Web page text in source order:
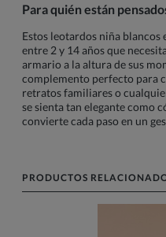
Para quién están
Estos leotardos niña blancos
entre 2 y 14 años que
armario a la altura de sus
complemento perfecto para
retratos familiares o
se sienta tan elegante como
convierte cada paso en un
PRODUCTOS